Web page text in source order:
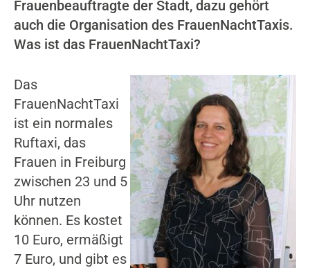
Frauenbeauftragte der Stadt, dazu gehört
auch die Organisation des FrauenNachtTaxis.
Was ist das FrauenNachtTaxi?
Das
FrauenNachtTaxi
ist ein normales
Ruftaxi, das
Frauen in Freiburg
zwischen 23 und 5
Uhr nutzen
können. Es kostet
10 Euro, ermäßigt
7 Euro, und gibt es